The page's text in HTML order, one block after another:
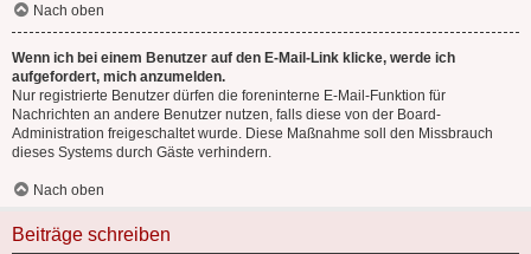
Nach oben
Wenn ich bei einem Benutzer auf den E-Mail-Link klicke, werde ich
aufgefordert, mich anzumelden.
Nur registrierte Benutzer dürfen die foreninterne E-Mail-Funktion für
Nachrichten an andere Benutzer nutzen, falls diese von der Board-
Administration freigeschaltet wurde. Diese Maßnahme soll den Missbrauch
dieses Systems durch Gäste verhindern.
Nach oben
Beiträge schreiben